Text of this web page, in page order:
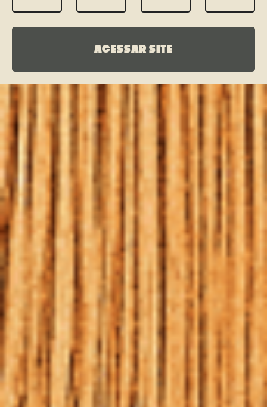
ACESSAR SITE